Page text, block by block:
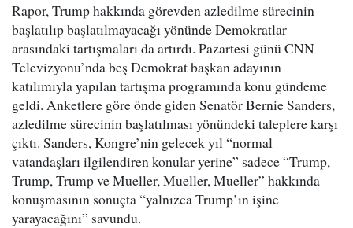
Rapor, Trump hakkında görevden azledilme sürecinin
başlatılıp başlatılmayacağı yönünde Demokratlar
arasındaki tartışmaları da artırdı. Pazartesi günü CNN
Televizyonu’nda beş Demokrat başkan adayının
katılımıyla yapılan tartışma programında konu gündeme
geldi. Anketlere göre önde giden Senatör Bernie Sanders,
azledilme sürecinin başlatılması yönündeki taleplere karşı
çıktı. Sanders, Kongre’nin gelecek yıl “normal
vatandaşları ilgilendiren konular yerine” sadece “Trump,
Trump, Trump ve Mueller, Mueller, Mueller” hakkında
konuşmasının sonuçta “yalnızca Trump’ın işine
yarayacağını” savundu.